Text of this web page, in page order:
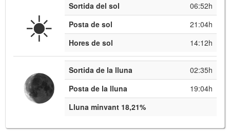
☀️ Sortida del sol
06:52h
Posta de sol
21:04h
Hores de sol
14:12h
Sortida de la lluna
02:35h
Posta de la lluna
19:04h
Lluna minvant 18,21%